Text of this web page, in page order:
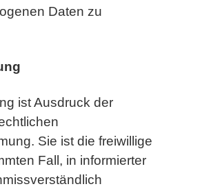
Daten zu
ist Ausdruck der
Sie ist die freiwillige
Fall, in informierter